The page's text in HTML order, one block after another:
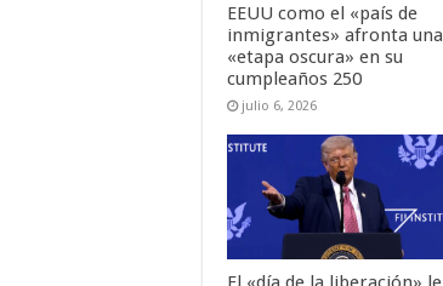
EEUU como el «país de
inmigrantes» afronta una
«etapa oscura» en su
cumpleaños 250
julio 6, 2026